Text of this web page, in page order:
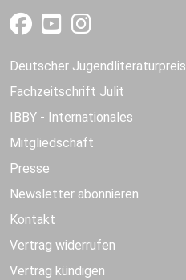
Deutscher Jugendliteraturpreis
Fachzeitschrift Julit
IBBY - Internationales
Mitgliedschaft
Presse
Newsletter abonnieren
Kontakt
Vertrag widerrufen
Vertrag kündigen